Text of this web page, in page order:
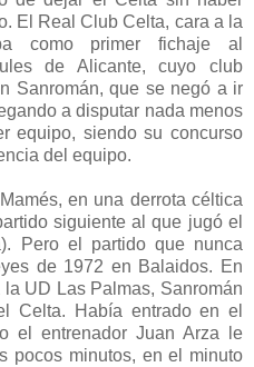
El Real Club Celta, cara a la
como primer fichaje al
de Alicante, cuyo club
Sanromán, que se negó a ir
a disputar nada menos
equipo, siendo su concurso
del equipo.
en una derrota céltica
siguiente al que jugó el
Pero el partido que nunca
de 1972 en Balaidos. En
UD Las Palmas, Sanromán
Celta. Había entrado en el
el entrenador Juan Arza le
pocos minutos, en el minuto